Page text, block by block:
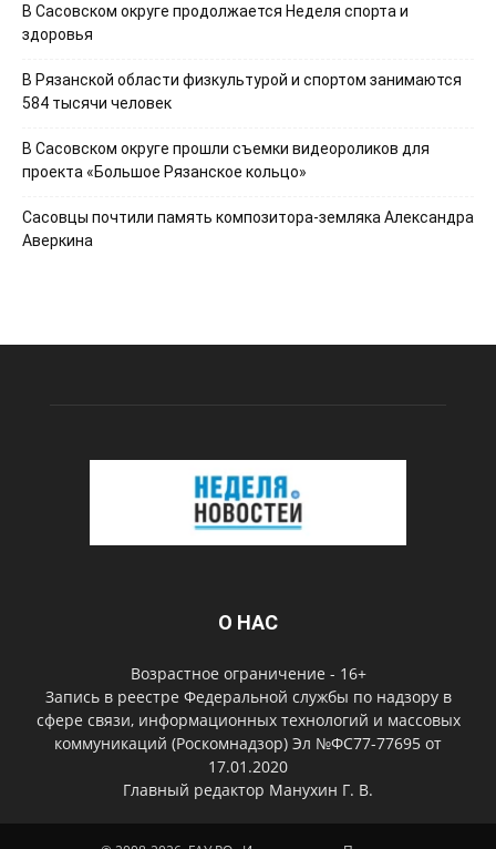
В Сасовском округе продолжается Неделя спорта и
здоровья
В Рязанской области физкультурой и спортом занимаются
584 тысячи человек
В Сасовском округе прошли съемки видеороликов для
проекта «Большое Рязанское кольцо»
Сасовцы почтили память композитора-земляка Александра
Аверкина
О НАС
Возрастное ограничение - 16+
Запись в реестре Федеральной службы по надзору в
сфере связи, информационных технологий и массовых
коммуникаций (Роскомнадзор) Эл №ФС77-77695 от
17.01.2020
Главный редактор Манухин Г. В.